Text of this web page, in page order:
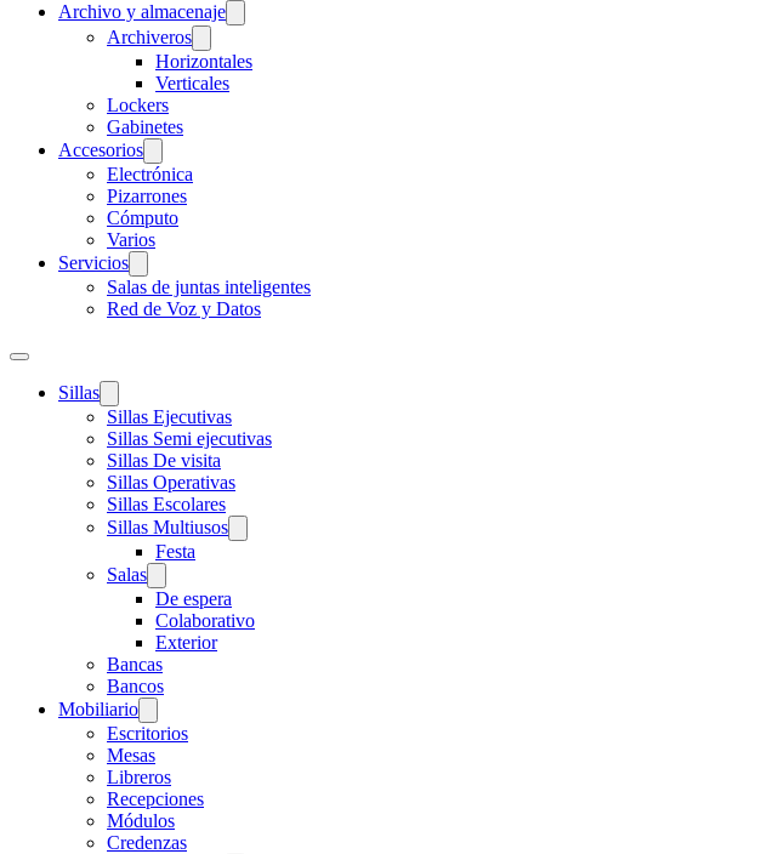
Archivo y almacenaje
Archiveros
Horizontales
Verticales
Lockers
Gabinetes
Accesorios
Electrónica
Pizarrones
Cómputo
Varios
Servicios
Salas de juntas inteligentes
Red de Voz y Datos
Sillas
Sillas Ejecutivas
Sillas Semi ejecutivas
Sillas De visita
Sillas Operativas
Sillas Escolares
Sillas Multiusos
Festa
Salas
De espera
Colaborativo
Exterior
Bancas
Bancos
Mobiliario
Escritorios
Mesas
Libreros
Recepciones
Módulos
Credenzas